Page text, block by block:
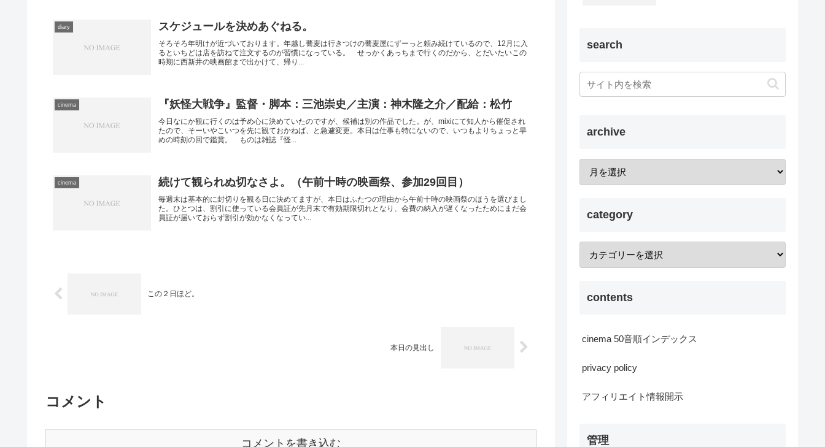
diary スケジュールを決めあぐねる。
そろそろ年明けが近づいております。年越し蕎麦は行きつけの蕎麦屋にずーっと頼み続けているので、12月に入
るといちどは店を訪ねて注文するのが習慣になっている。 せっかくあっちまで行くのだから、とだいたいこの
時期に西新井の映画館まで出かけて、帰り...
cinema 『妖怪大戦争』監督・脚本：三池崇史／主演：神木隆之介／配給：松竹
今日なにか観に行くのは予め心に決めていたのですが、候補は別の作品でした。が、mixiにて知人から催促され
たので、そーいやこいつを先に観ておかねば、と急遽変更。本日は仕事も特にないので、いつもよりちょっと早
めの時刻の回で鑑賞。 ものは雑誌『怪...
cinema 続けて観られぬ切なさよ。（午前十時の映画祭、参加29回目）
毎週末は基本的に封切りを観る日に決めてますが、本日はふたつの理由から午前十時の映画祭のほうを選びまし
た。ひとつは、割引に使っている会員証が先月末で有効期限切れとなり、会費の納入が遅くなったためにまだ会
員証が届いておらず割引が効かなくなってい...
この２日ほど。
本日の見出し
コメント
コメントを書き込む
search
archive
category
contents
cinema 50音順インデックス
privacy policy
アフィリエイト情報開示
管理